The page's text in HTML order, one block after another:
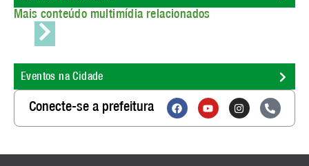
Mais conteúdo multimídia relacionados
Eventos na Cidade
Conecte-se a prefeitura